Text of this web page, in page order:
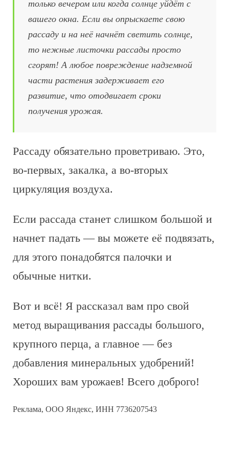
только вечером или когда солнце уйдёт с
вашего окна. Если вы опрыскаете свою
рассаду и на неё начнёт светить солнце,
то нежные листочки рассады просто
сгорят! А любое повреждение надземной
части растения задерживает его
развитие, что отодвигает сроки
получения урожая.
Рассаду обязательно проветриваю. Это,
во-первых, закалка, а во-вторых
циркуляция воздуха.
Если рассада станет слишком большой и
начнет падать — вы можете её подвязать,
для этого понадобятся палочки и
обычные нитки.
Вот и всё! Я рассказал вам про свой
метод выращивания рассады большого,
крупного перца, а главное — без
добавления минеральных удобрений!
Хороших вам урожаев! Всего доброго!
Реклама, ООО Яндекс, ИНН 7736207543